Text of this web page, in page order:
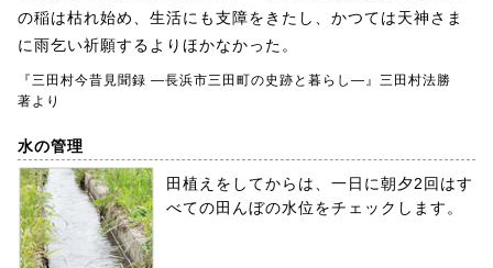
の稲は枯れ始め、生活にも支障をきたし、かつては天神さま
に雨乞い祈願するよりほかなかった。
『三田村今昔見聞録 ―長浜市三田町の史跡と暮らし―』三田村法勝
著より
水の管理
田植えをしてからは、一日に朝夕2回はす
べての田んぼの水位をチェックします。